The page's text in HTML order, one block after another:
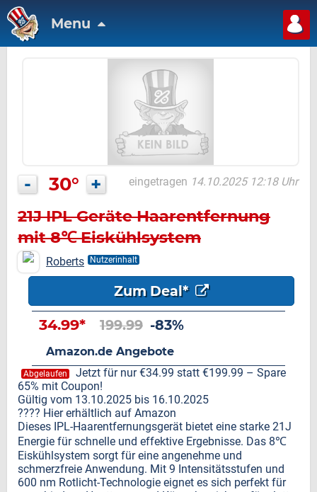
Menu
- 30° + eingetragen 14.10.2025 12:18 Uhr
21J IPL Geräte Haarentfernung
mit 8℃ Eiskühlsystem
Roberts Nutzerinhalt
Zum Deal*
34.99* 199.99 -83%
Amazon.de Angebote
Abgelaufen
Jetzt für nur €34.99 statt €199.99 – Spare
65% mit Coupon!
Gültig vom 13.10.2025 bis 16.10.2025
???? Hier erhältlich auf Amazon
Dieses IPL-Haarentfernungsgerät bietet eine starke 21J
Energie für schnelle und effektive Ergebnisse. Das 8℃
Eiskühlsystem sorgt für eine angenehme und
schmerzfreie Anwendung. Mit 9 Intensitätsstufen und
600 nm Rotlicht-Technologie eignet es sich perfekt für